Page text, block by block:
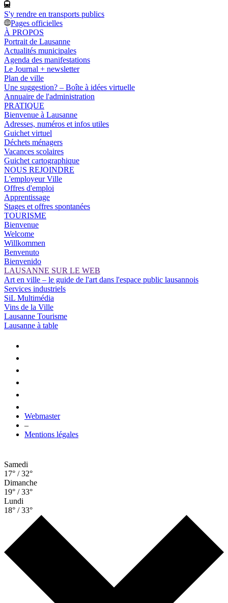
S'y rendre en transports publics
Pages officielles
À PROPOS
Portrait de Lausanne
Actualités municipales
Agenda des manifestations
Le Journal + newsletter
Plan de ville
Une suggestion? – Boîte à idées virtuelle
Annuaire de l'administration
PRATIQUE
Bienvenue à Lausanne
Adresses, numéros et infos utiles
Guichet virtuel
Déchets ménagers
Vacances scolaires
Guichet cartographique
NOUS REJOINDRE
L'employeur Ville
Offres d'emploi
Apprentissage
Stages et offres spontanées
TOURISME
Bienvenue
Welcome
Willkommen
Benvenuto
Bienvenido
LAUSANNE SUR LE WEB
Art en ville – le guide de l'art dans l'espace public lausannois
Services industriels
SiL Multimédia
Vins de la Ville
Lausanne Tourisme
Lausanne à table
Webmaster
–
Mentions légales
Samedi
17° / 32°
Dimanche
19° / 33°
Lundi
18° / 33°